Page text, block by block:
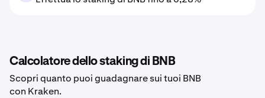
Calcolatore dello staking di BNB
Scopri quanto puoi guadagnare sui tuoi BNB
con Kraken.